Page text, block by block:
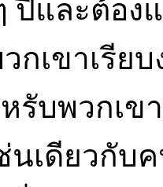
ปีและต้อ
เขาเรีย
บพวกเข
นเดียวกับ